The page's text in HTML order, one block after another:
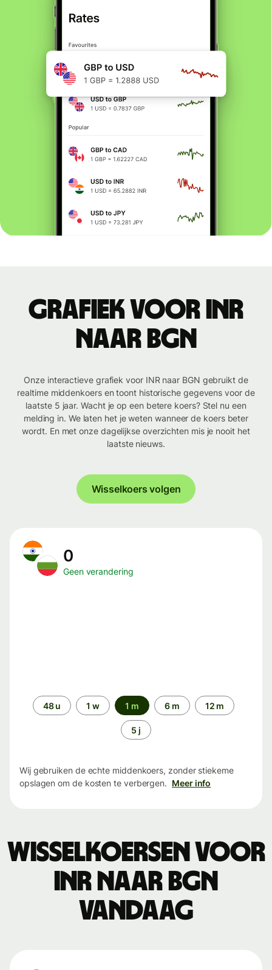
Grafiek voor INR
naar BGN
Onze interactieve grafiek voor INR naar BGN gebruikt de
realtime middenkoers en toont historische gegevens voor de
laatste 5 jaar. Wacht je op een betere koers? Stel nu een
melding in. We laten het je weten wanneer de koers beter
wordt. En met onze dagelijkse overzichten mis je nooit het
laatste nieuws.
Wisselkoers volgen
0
Geen verandering
Periode48 u 1 w 1 m 6 m 12 m
5 j
Wij gebruiken de echte middenkoers, zonder stiekeme
opslagen om de kosten te verbergen. Meer info
Wisselkoersen voor
INR naar BGN
vandaag